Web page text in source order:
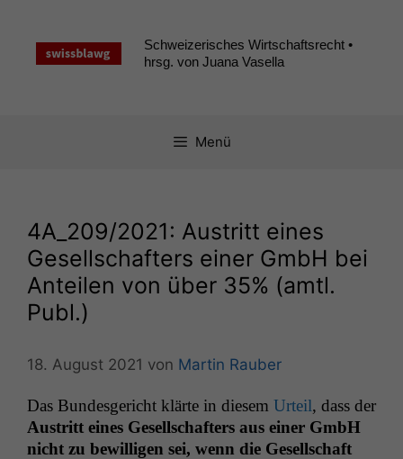
springen
Schweizerisches Wirtschaftsrecht •
hrsg. von Juana Vasella
Menü
4A_209/2021: Austritt eines
Gesellschafters einer GmbH bei
Anteilen von über 35% (amtl.
Publ.)
18. August 2021 von Martin Rauber
Das Bun­des­gericht klärte in diesem Urteil, dass der
Aus­tritt eines Gesellschafters aus ein­er GmbH
nicht zu bewil­li­gen sei, wenn die Gesellschaft